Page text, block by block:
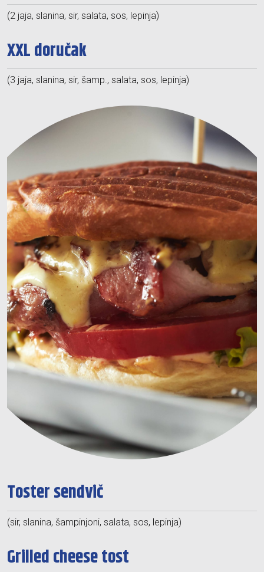
(2 jaja, slanina, sir, salata, sos, lepinja)
XXL doručak
(3 jaja, slanina, sir, šamp., salata, sos, lepinja)
Toster sendvič
(sir, slanina, šampinjoni, salata, sos, lepinja)
Grilled cheese tost